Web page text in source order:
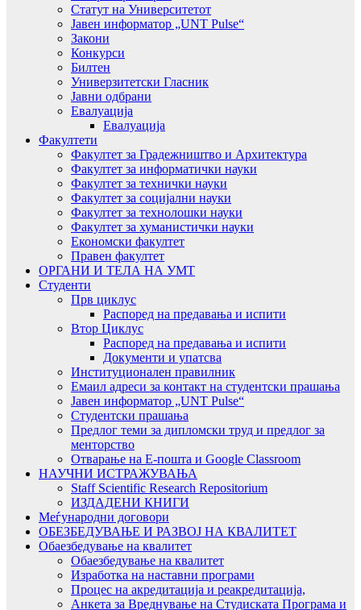
Статут на Университетот
Јавен информатор „UNT Pulse“
Закони
Конкурси
Билтен
Универзитетски Гласник
Јавни одбрани
Евалуација
Евалуација
Факултети
Факултет за Градежништво и Архитектура
Факултет за информатички науки
Факултет за технички науки
Факултет за социјални науки
Факултет за технолошки науки
Факултет за хуманистички науки
Економски факултет
Правен факултет
ОРГАНИ И ТЕЛА НА УМТ
Студенти
Прв циклус
Распоред на предавањa и испити
Втор Циклус
Распоред на предавањa и испити
Документи и упатсва
Институционален правилник
Емаил адреси за контакт на студентски прашања
Јавен информатор „UNT Pulse“
Студентски прашања
Предлог теми за дипломски труд и предлог за
менторство
Отварање на Е-пошта и Google Classroom
НАУЧНИ ИСТРАЖУВАЊА
Staff Scientific Research Repositorium
ИЗДАДЕНИ КНИГИ
Меѓународни договори
ОБЕЗБЕДУВАЊЕ И РАЗВОЈ НА КВАЛИТЕТ
Обаезбедување на квалитет
Обаезбедување на квалитет
Изработка на наставни програми
Процес на акредитација и реакредитација,
Анкета за Вреднување на Студиската Програма и